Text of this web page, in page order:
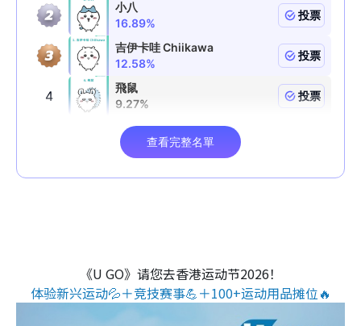
《U GO》请您去香港运动节2026！
体验新兴运动💦＋竞技赛事💪＋100+运动用品摊位🔥